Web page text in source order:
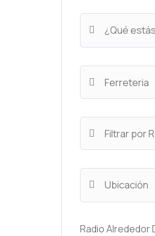
Radio Alrededor